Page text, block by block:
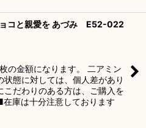
ョコと親愛を あづみ E52-022
の金額になります。 二アミン
状態に対しては、個人差があり
こだわりのある方は、ご購入を
庫は十分注意しております